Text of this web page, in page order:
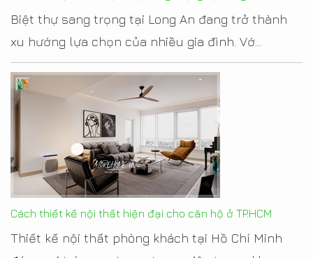
Biệt thự sang trọng tại Long An đang trở thành
xu hướng lựa chọn của nhiều gia đình. Vớ...
Cách thiết kế nội thất hiện đại cho căn hộ ở TP.HCM
Thiết kế nội thất phòng khách tại Hồ Chí Minh